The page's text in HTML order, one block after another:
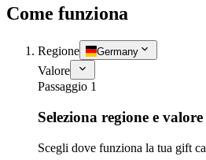
Come funziona
Regione Germany
Valore
Passaggio 1
Seleziona regione e valore
Scegli dove funziona la tua gift